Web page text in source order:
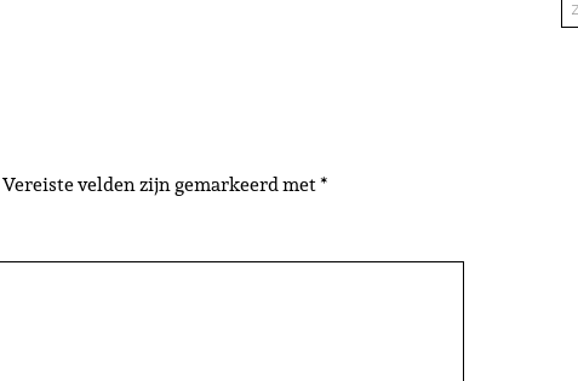
Vereiste velden zijn gemarkeerd met*